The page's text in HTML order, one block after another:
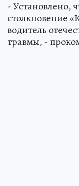
- Установлено,
столкновение
водитель
травмы, -